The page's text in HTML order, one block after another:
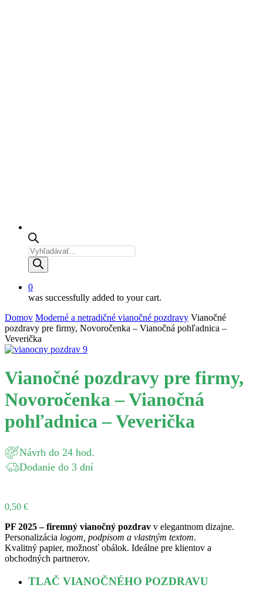
Products
search
0
was successfully added to your cart.
Domov Moderné a netradičné vianočné pozdravy Vianočné
pozdravy pre firmy, Novoročenka – Vianočná pohľadnica –
Veverička
Vianočné pozdravy pre firmy,
Novoročenka – Vianočná
pohľadnica – Veverička
Návrh do 24 hod.
Dodanie do 3 dní
0,50 €
PF 2025 – firemný vianočný pozdrav v elegantnom dizajne.
Personalizácia logom, podpisom a vlastným textom.
Kvalitný papier, možnosť obálok. Ideálne pre klientov a
obchodných partnerov.
TLAČ VIANOČNÉHO POZDRAVU